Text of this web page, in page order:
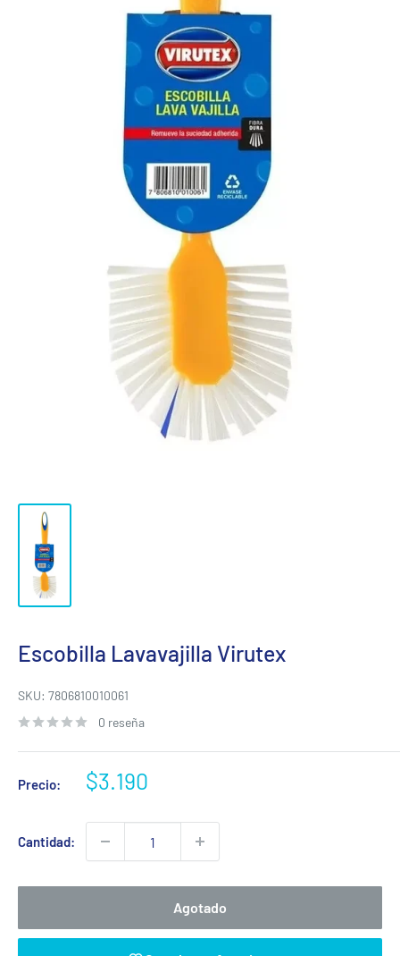
Escobilla Lavavajilla Virutex
SKU: 7806810010061
0 reseña
Precio:
Precio
venta
$3.190
Cantidad:
Agotado